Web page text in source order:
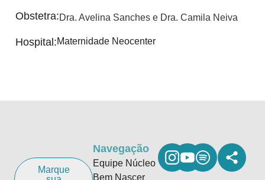
Obstetra:Dra. Avelina Sanches e Dra. Camila Neiva
Hospital:Maternidade Neocenter
Marque
Navegação
Equipe Núcleo
Bem Nascer